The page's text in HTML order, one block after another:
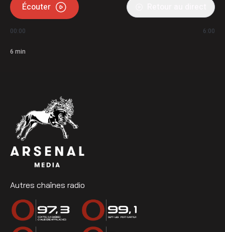
Écouter
00:00 6:00
6 min
Autres chaînes radio